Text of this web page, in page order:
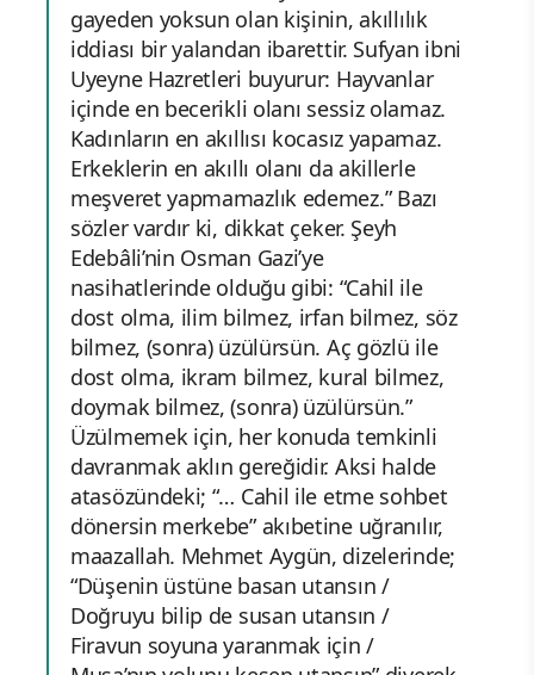
gayeden yoksun olan kişinin, akıllılık
iddiası bir yalandan ibarettir. Sufyan ibni
Uyeyne Hazretleri buyurur: Hayvanlar
içinde en becerikli olanı sessiz olamaz.
Kadınların en akıllısı kocasız yapamaz.
Erkeklerin en akıllı olanı da akillerle
meşveret yapmamazlık edemez.” Bazı
sözler vardır ki, dikkat çeker. Şeyh
Edebâli’nin Osman Gazi’ye
nasihatlerinde olduğu gibi: “Cahil ile
dost olma, ilim bilmez, irfan bilmez, söz
bilmez, (sonra) üzülürsün. Aç gözlü ile
dost olma, ikram bilmez, kural bilmez,
doymak bilmez, (sonra) üzülürsün.”
Üzülmemek için, her konuda temkinli
davranmak aklın gereğidir. Aksi halde
atasözündeki; “… Cahil ile etme sohbet
dönersin merkebe” akıbetine uğranılır,
maazallah. Mehmet Aygün, dizelerinde;
“Düşenin üstüne basan utansın /
Doğruyu bilip de susan utansın /
Firavun soyuna yaranmak için /